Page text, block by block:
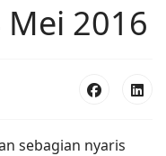
2016
sebagian nyaris